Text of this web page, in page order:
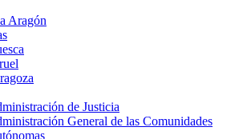
Aragón
de Justicia
General de las Comunidades